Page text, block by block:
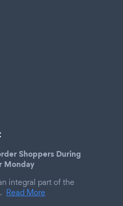
Shoppers During
Monday
integral part of the
Read More